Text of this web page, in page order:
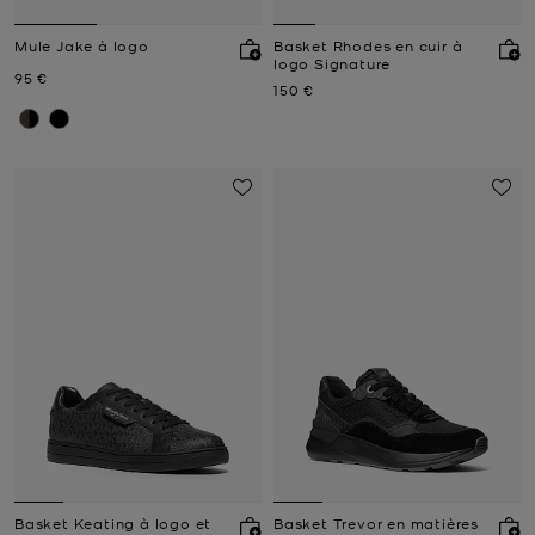
Mule Jake à logo
Prix actuel
95 €
Basket Rhodes en cuir à
logo Signature
Prix actuel
150 €
Basket Keating à logo et
Basket Trevor en matières